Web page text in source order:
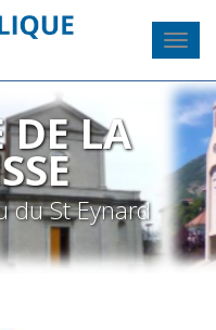
DE LA
du St Eynard